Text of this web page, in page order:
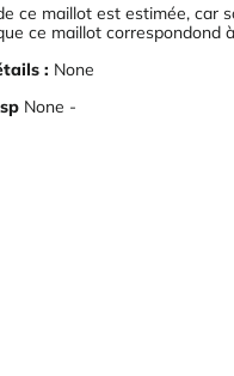
ce maillot est estimée, car
ce maillot correspondond
: None
None -